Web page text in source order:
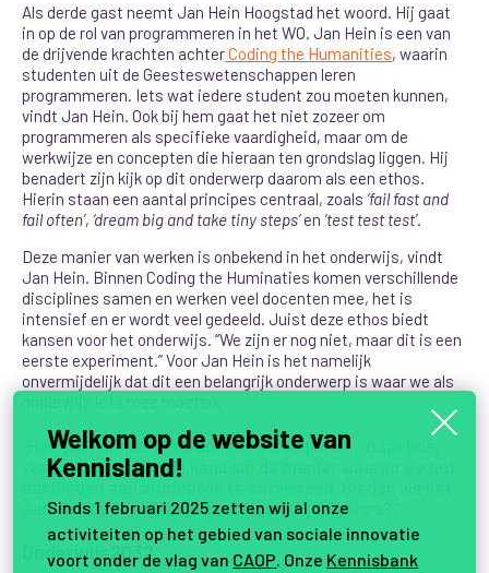
Als derde gast neemt Jan Hein Hoogstad het woord. Hij gaat
in op de rol van programmeren in het WO. Jan Hein is een van
de drijvende krachten achterCoding the Humanities, waarin
studenten uit de Geesteswetenschappen leren
programmeren. Iets wat iedere student zou moeten kunnen,
vindt Jan Hein. Ook bij hem gaat het niet zozeer om
programmeren als specifieke vaardigheid, maar om de
werkwijze en concepten die hieraan ten grondslag liggen. Hij
benadert zijn kijk op dit onderwerp daarom als een ethos.
Hierin staan een aantal principes centraal, zoals‘fail fast and
fail often’,‘dream big and take tiny steps’en‘test test test’.
Deze manier van werken is onbekend in het onderwijs, vindt
Jan Hein. Binnen Coding the Huminaties komen verschillende
disciplines samen en werken veel docenten mee, het is
intensief en er wordt veel gedeeld. Juist deze ethos biedt
kansen voor het onderwijs. “We zijn er nog niet, maar dit is een
eerste experiment.” Voor Jan Hein is het namelijk
onvermijdelijk dat dit een belangrijk onderwerp is waar we als
“Het gaat er niet om wanneer we beginnen, maar hoe.
We hebben nu nog de kans om de manier waarop we het
aan als koude skill of juist als werkwijze, ethos?”
Onderwijs2032
Welkom op de website van
Kennisland!
Sinds 1 februari 2025 zetten wij al onze
activiteiten op het gebied van sociale innovatie
voort onder de vlag van CAOP. Onze Kennisbank